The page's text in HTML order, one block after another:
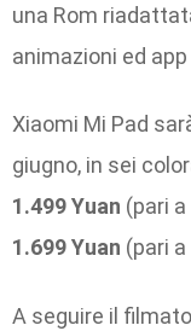
una Rom
animazioni ed
Xiaomi Mi Pad
giugno, in sei
1.499 Yuan (pari a
1.699 Yuan (pari a
A seguire il